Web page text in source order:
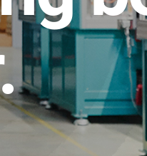
innovative Stecksystem
IP-geschützt und
Jetzt entdecken